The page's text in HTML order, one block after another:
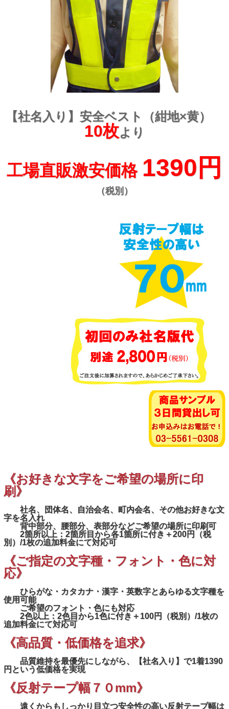
【社名入り】安全ベスト（紺地×黄）
10枚より
工場直販激安価格 1390円
（税別）
《お好きな文字をご希望の場所に印
刷》
社名、団体名、自治会名、町内会名、その他お好きな文
字を名入れ
背中部分、腰部分、表部分などご希望の場所に印刷可
2箇所以上：2箇所目から各1箇所に付き＋200円（税
別）/1枚の追加料金にて対応可
《ご指定の文字種・フォント・色に対
応》
ひらがな・カタカナ・漢字・英数字とあらゆる文字種を
使用可能
ご希望のフォント・色にも対応
2色以上：2色目から1色に付き＋100円（税別）/1枚の
追加料金にて対応可
《高品質・低価格を追求》
品質維持を最優先にしながら、【社名入り】で1着1390
円という低価格を実現
《反射テープ幅７０mm》
遠くからもしっかり目立つ安全性の高い反射テープ幅は